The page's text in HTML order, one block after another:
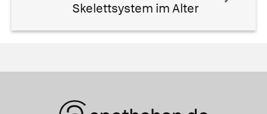
Skelettsystem im Alter